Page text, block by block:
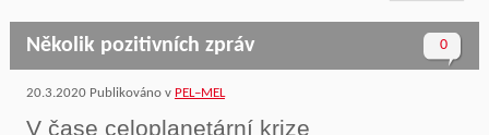
0
Několik pozitivních zpráv
20.3.2020Publikováno v PEL–MEL
V čase celoplanetární krize